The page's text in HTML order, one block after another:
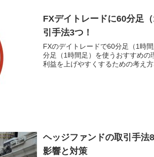
FXデイトレードに60分足
引手法3つ！
FXのデイトレードで60分足（1時
分足（1時間足）を使うおすすめ
利益を上げやすくするための考え
ヘッジファンドの取引手法
影響と対策